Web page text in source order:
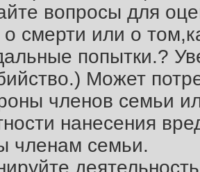
вопросы для
смерти или о
попытки.?
Может
членов семьи
нанесения
членам семьи.